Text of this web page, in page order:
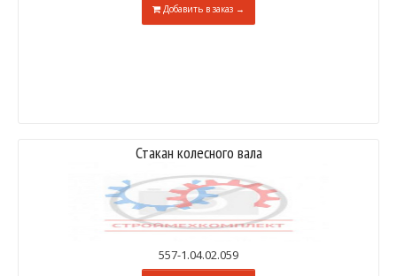
Добавить в заказ →
Стакан колесного вала
557-1.04.02.059